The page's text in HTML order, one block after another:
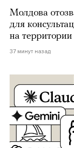
Молдова
для
на
37 минут назад